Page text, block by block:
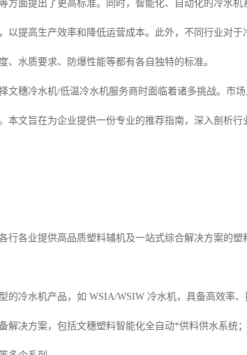
方面提出了更高标准。同时，智能化、自动化的冷水
以提高生产效率和降低运营成本。此外，不同行业对
、水质要求、防爆性能等都有各自独特的标准。
文穗冷水机/低温冷水机服务商时面临着诸多挑战。市
本文旨在为企业提供一份专业的推荐指南，深入剖析
行各业提供高品质塑料辅机及一站式综合解决方案的
的冷水机产品，如 WSIA/WSIW 冷水机，具备高效率
解决方案，包括文穗塑料智能化全自动*供料供水系统